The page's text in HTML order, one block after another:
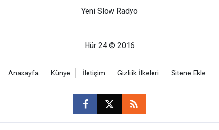
Yeni Slow Radyo
Hür 24 © 2016
Anasayfa Künye İletişim Gizlilik İlkeleri Sitene Ekle